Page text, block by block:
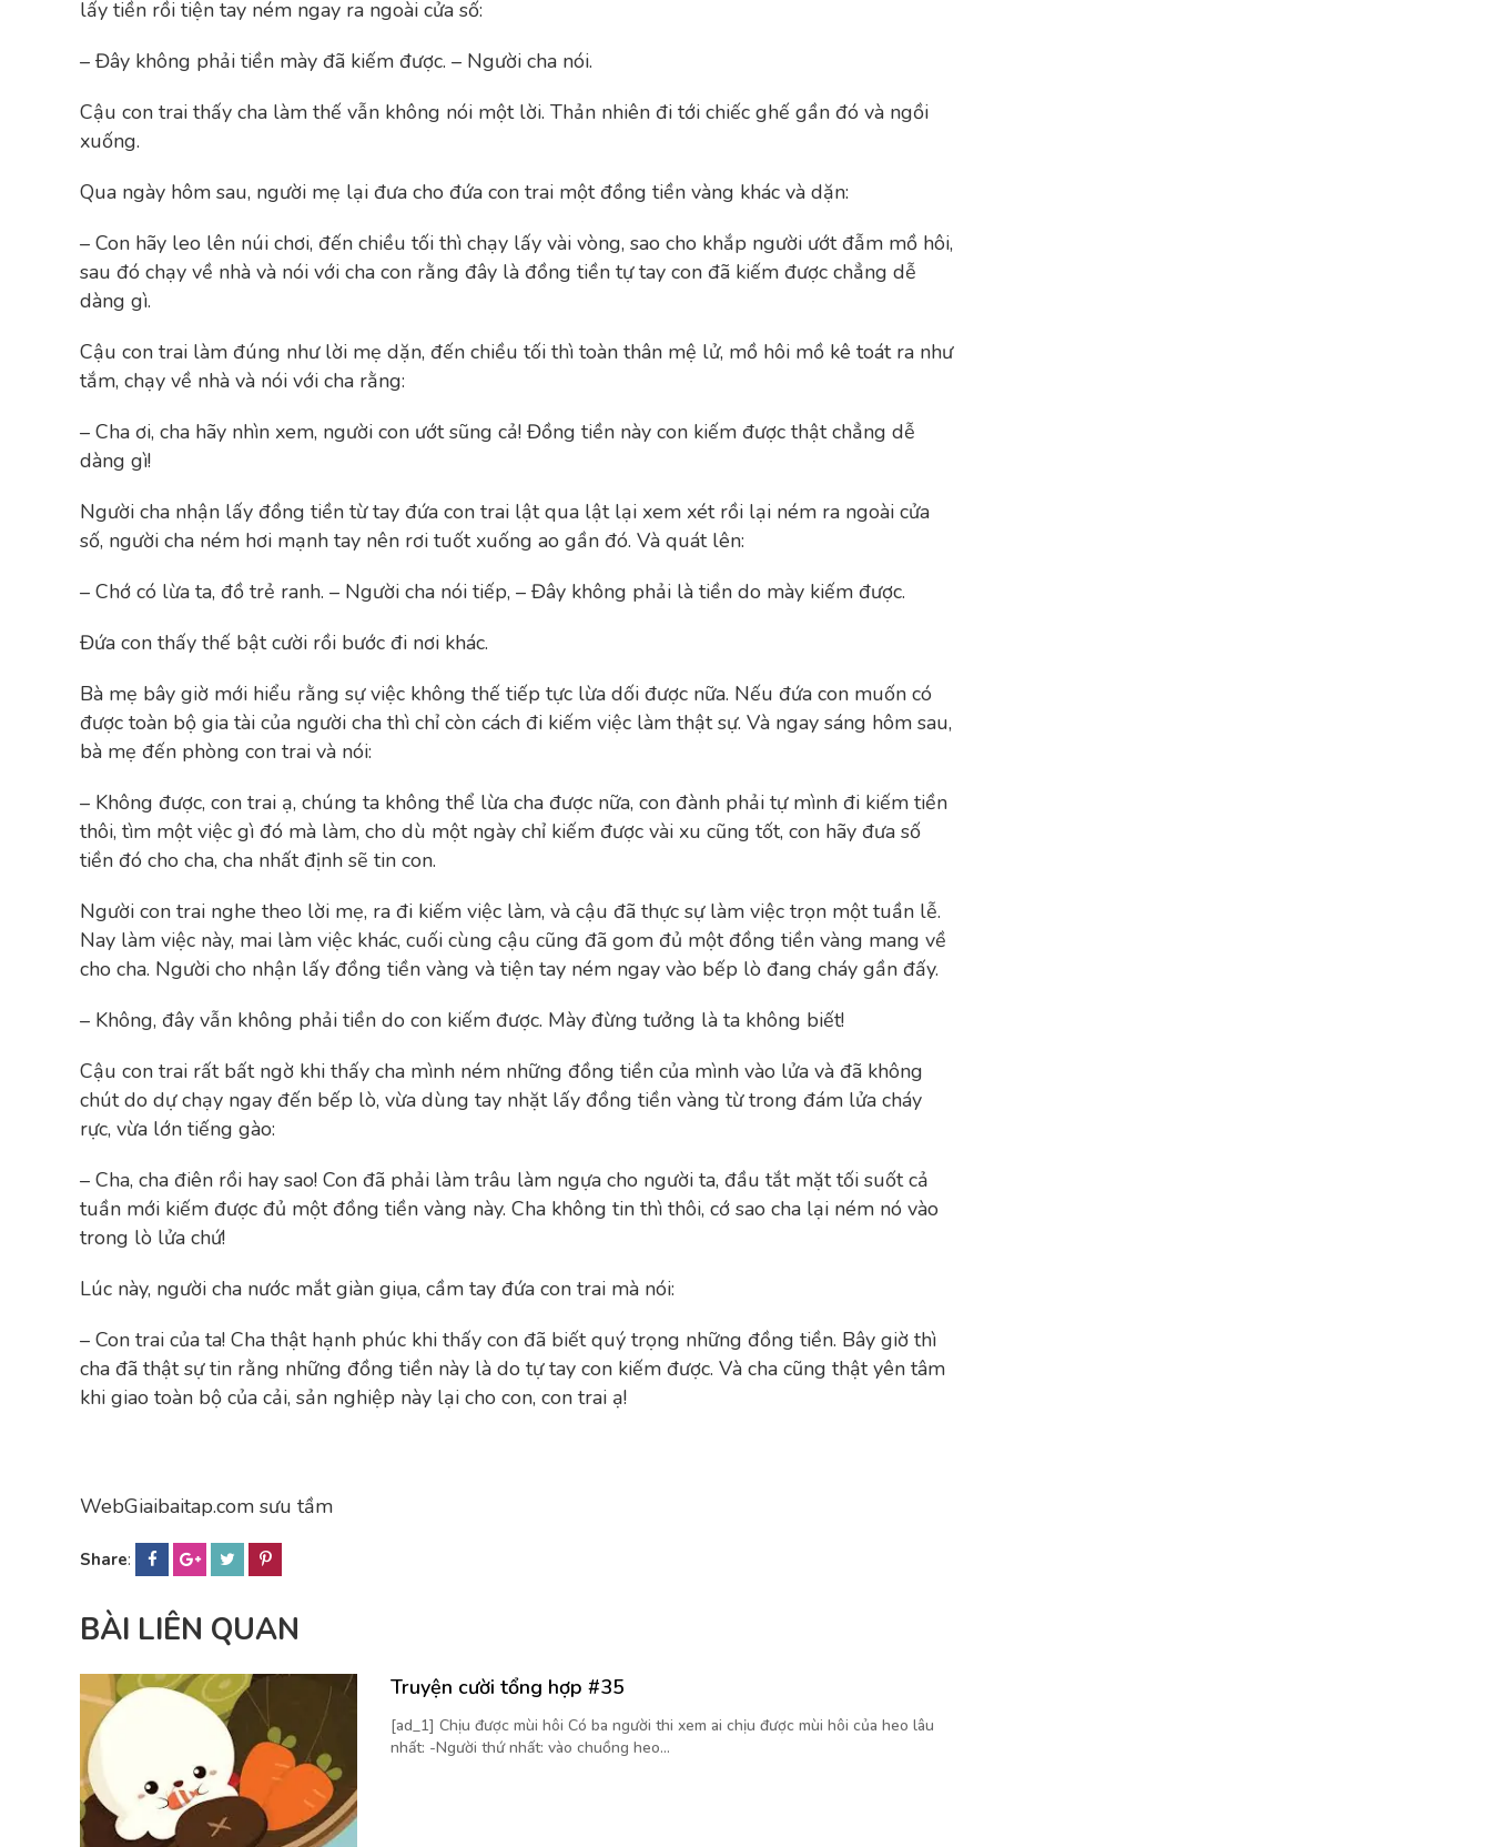
lấy tiền rồi tiện tay ném ngay ra ngoài cửa số:
– Đây không phải tiền mày đã kiếm được. – Người cha nói.
Cậu con trai thấy cha làm thế vẫn không nói một lời. Thản nhiên đi tới chiếc ghế gần đó và ngồi
xuống.
Qua ngày hôm sau, người mẹ lại đưa cho đứa con trai một đồng tiền vàng khác và dặn:
– Con hãy leo lên núi chơi, đến chiều tối thì chạy lấy vài vòng, sao cho khắp người ướt đẫm mồ hôi,
sau đó chạy về nhà và nói với cha con rằng đây là đồng tiền tự tay con đã kiếm được chẳng dễ
dàng gì.
Cậu con trai làm đúng như lời mẹ dặn, đến chiều tối thì toàn thân mệ lử, mồ hôi mồ kê toát ra như
tắm, chạy về nhà và nói với cha rằng:
– Cha ơi, cha hãy nhìn xem, người con ướt sũng cả! Đồng tiền này con kiếm được thật chẳng dễ
dàng gì!
Người cha nhận lấy đồng tiền từ tay đứa con trai lật qua lật lại xem xét rồi lại ném ra ngoài cửa
số, người cha ném hơi mạnh tay nên rơi tuốt xuống ao gần đó. Và quát lên:
– Chớ có lừa ta, đồ trẻ ranh. – Người cha nói tiếp, – Đây không phải là tiền do mày kiếm được.
Đứa con thấy thế bật cười rồi bước đi nơi khác.
Bà mẹ bây giờ mới hiểu rằng sự việc không thế tiếp tực lừa dối được nữa. Nếu đứa con muốn có
được toàn bộ gia tài của người cha thì chỉ còn cách đi kiếm việc làm thật sự. Và ngay sáng hôm sau,
bà mẹ đến phòng con trai và nói:
– Không được, con trai ạ, chúng ta không thể lừa cha được nữa, con đành phải tự mình đi kiếm tiền
thôi, tìm một việc gì đó mà làm, cho dù một ngày chỉ kiếm được vài xu cũng tốt, con hãy đưa số
tiền đó cho cha, cha nhất định sẽ tin con.
Người con trai nghe theo lời mẹ, ra đi kiếm việc làm, và cậu đã thực sự làm việc trọn một tuần lễ.
Nay làm việc này, mai làm việc khác, cuối cùng cậu cũng đã gom đủ một đồng tiền vàng mang về
cho cha. Người cho nhận lấy đồng tiền vàng và tiện tay ném ngay vào bếp lò đang cháy gần đấy.
– Không, đây vẫn không phải tiền do con kiếm được. Mày đừng tưởng là ta không biết!
Cậu con trai rất bất ngờ khi thấy cha mình ném những đồng tiền của mình vào lửa và đã không
chút do dự chạy ngay đến bếp lò, vừa dùng tay nhặt lấy đồng tiền vàng từ trong đám lửa cháy
rực, vừa lớn tiếng gào:
– Cha, cha điên rồi hay sao! Con đã phải làm trâu làm ngựa cho người ta, đầu tắt mặt tối suốt cả
tuần mới kiếm được đủ một đồng tiền vàng này. Cha không tin thì thôi, cớ sao cha lại ném nó vào
trong lò lửa chứ!
Lúc này, người cha nước mắt giàn giụa, cầm tay đứa con trai mà nói:
– Con trai của ta! Cha thật hạnh phúc khi thấy con đã biết quý trọng những đồng tiền. Bây giờ thì
cha đã thật sự tin rằng những đồng tiền này là do tự tay con kiếm được. Và cha cũng thật yên tâm
khi giao toàn bộ của cải, sản nghiệp này lại cho con, con trai ạ!
WebGiaibaitap.com sưu tầm
Share:
BÀI LIÊN QUAN
Truyện cười tổng hợp #35
[ad_1] Chịu được mùi hôi Có ba người thi xem ai chịu được mùi hôi của heo lâu
nhất: -Người thứ nhất: vào chuồng heo...